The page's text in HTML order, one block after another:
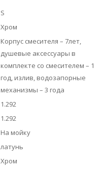
S
Хром
Корпус смесителя – 7лет,
душевые аксессуары в
комплекте со смесителем – 1
год, излив, водозапорные
механизмы – 3 года
1.292
1.292
На мойку
латунь
Хром